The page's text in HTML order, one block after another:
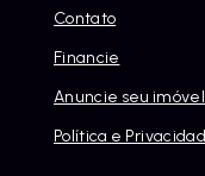
Contato
Financie
Anuncie seu imóvel
Política e